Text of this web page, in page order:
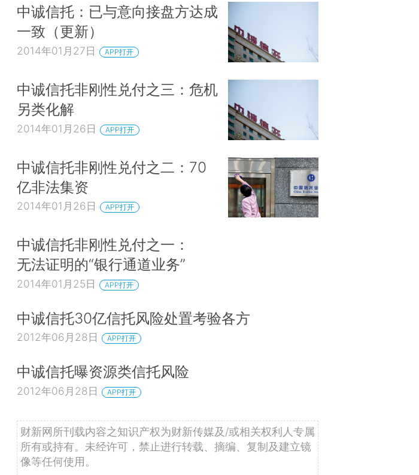
中诚信托：已与意向接盘方达成
一致（更新）
2014年01月27日 APP打开
中诚信托非刚性兑付之三：危机
另类化解
2014年01月26日 APP打开
中诚信托非刚性兑付之二：70
亿非法集资
2014年01月26日 APP打开
中诚信托非刚性兑付之一：
无法证明的“银行通道业务”
2014年01月25日 APP打开
中诚信托30亿信托风险处置考验各方
2012年06月28日 APP打开
中诚信托曝资源类信托风险
2012年06月28日 APP打开
财新网所刊载内容之知识产权为财新传媒及/或相关权利人专属
所有或持有。未经许可，禁止进行转载、摘编、复制及建立镜
像等任何使用。